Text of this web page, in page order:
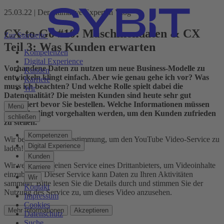
Zur Startseite
Kompetenzen
Digital Experience
Kunden
Karriere
Wir
Menü
schließen
Kompetenzen
Digital Experience
Kunden
Karriere
Wir
Kontakt
Impressum
Cookies
Datenschutz
25.03.22 | Der ultimative Experten Vlog
CX-to-Go #10: Maschinendaten & CX
Teil 3: Was Kunden erwarten
Vorhandene Daten zu nutzen um neue Business-Modelle zu
entwickeln klingt einfach. Aber wie genau gehe ich vor? Was
muss ich beachten? Und welche Rolle spielt dabei die
Datenqualität? Die meisten Kunden sind heute sehr gut
informiert bevor Sie bestellen. Welche Informationen müssen
also unbedingt vorgehalten werden, um den Kunden zufrieden
zu stellen.
Wir benötigen Ihre Zustimmung, um den YouTube Video-Service zu
laden!
Wir verwenden einen Service eines Drittanbieters, um Videoinhalte
einzubetten. Dieser Service kann Daten zu Ihren Aktivitäten
sammeln. Bitte lesen Sie die Details durch und stimmen Sie der
Nutzung des Service zu, um dieses Video anzusehen.
Mehr Informationen Akzeptieren